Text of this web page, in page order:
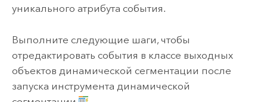
уникального атрибута события.
Выполните следующие шаги, чтобы
отредактировать события в классе выходных
объектов динамической сегментации после
запуска инструмента динамической